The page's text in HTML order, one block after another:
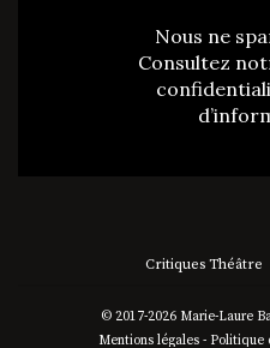
Nous ne
Consultez
Critiques Théâtre
© 2017-2026 Marie-Laure
Mentions légales - Politique